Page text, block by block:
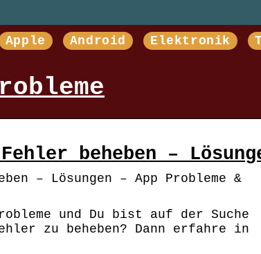
Apple Android Elektronik
beheben –
– Lösungen – App Probleme &
und Du bist auf der Suche
zu beheben? Dann erfahre in